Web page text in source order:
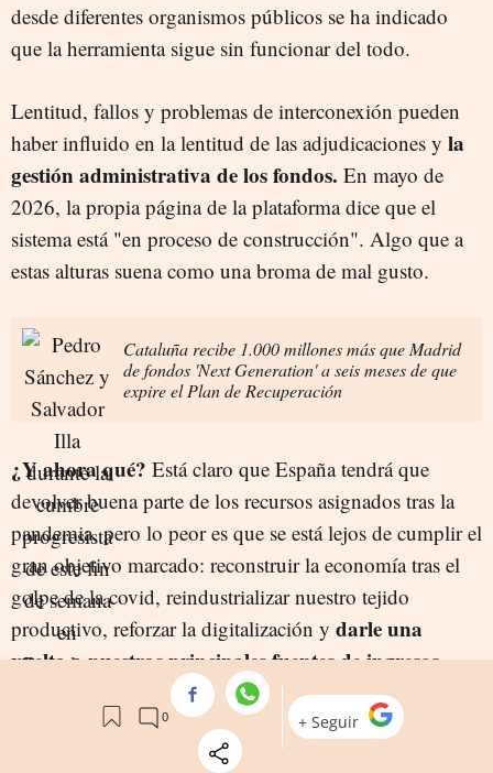
desde diferentes organismos públicos se ha indicado
que la herramienta sigue sin funcionar del todo.
Lentitud, fallos y problemas de interconexión pueden
haber influido en la lentitud de las adjudicaciones y la
gestión administrativa de los fondos. En mayo de
2026, la propia página de la plataforma dice que el
sistema está "en proceso de construcción". Algo que a
estas alturas suena como una broma de mal gusto.
Cataluña recibe 1.000 millones más que Madrid
de fondos 'Next Generation' a seis meses de que
expire el Plan de Recuperación
¿Y ahora qué? Está claro que España tendrá que
devolver buena parte de los recursos asignados tras la
pandemia, pero lo peor es que se está lejos de cumplir el
gran objetivo marcado: reconstruir la economía tras el
golpe de la covid, reindustrializar nuestro tejido
productivo, reforzar la digitalización y darle una
vuelta a nuestras principales fuentes de ingresos.
Desde Funcas apuntan que todavía persisten
interrogantes sobre el grado de transformación